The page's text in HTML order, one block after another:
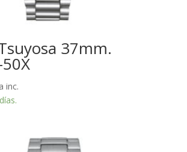
37mm.
inc.